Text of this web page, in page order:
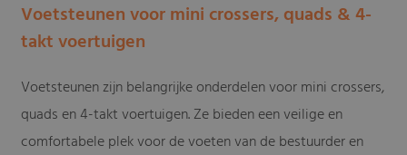
Voetsteunen voor mini crossers, quads & 4-
takt voertuigen
Voetsteunen zijn belangrijke onderdelen voor mini crossers,
quads en 4-takt voertuigen. Ze bieden een veilige en
comfortabele plek voor de voeten van de bestuurder en